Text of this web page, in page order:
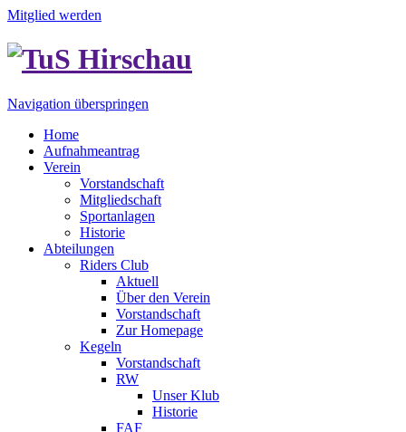
Mitglied werden
Navigation überspringen
Home
Aufnahmeantrag
Verein
Vorstandschaft
Mitgliedschaft
Sportanlagen
Historie
Abteilungen
Riders Club
Aktuell
Über den Verein
Vorstandschaft
Zur Homepage
Kegeln
Vorstandschaft
RW
Unser Klub
Historie
FAF